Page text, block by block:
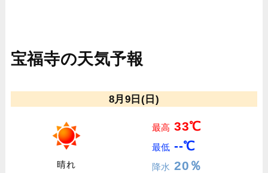
宝福寺の天気予報
8月9日(日)
晴れ
最高 33℃
最低 --℃
降水 20％